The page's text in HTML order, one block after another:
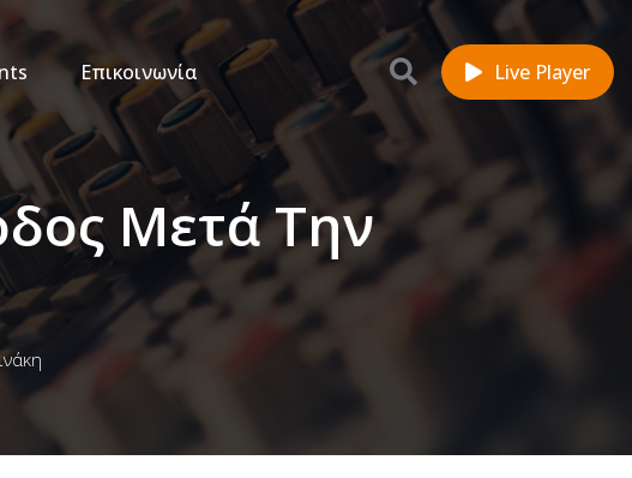
Επικοινωνία Live Player
Μετά Την